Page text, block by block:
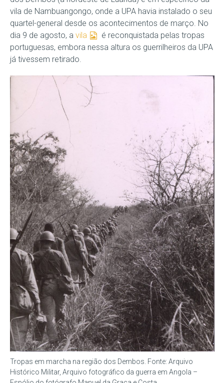
vila de Nambuangongo, onde a UPA havia instalado o seu
quartel-general desde os acontecimentos de março. No
dia 9 de agosto, a vila
é reconquistada pelas tropas
portuguesas, embora nessa altura os guerrilheiros da UPA
já tivessem retirado.
Tropas em marcha na região dos Dembos. Fonte: Arquivo
Histórico Militar, Arquivo fotográfico da guerra em Angola –